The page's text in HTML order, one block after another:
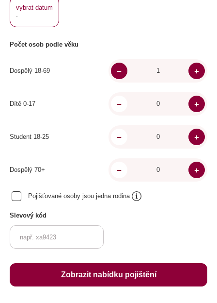
vybrat datum
-
Počet osob podle věku
Dospělý 18-69
Dítě 0-17
Student 18-25
Dospělý 70+
Pojišťované osoby jsou jedna rodina
Slevový kód
Zobrazit nabídku pojištění